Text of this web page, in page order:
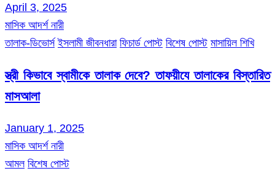
April 3, 2025
মাসিক আদর্শ নারী
তালাক-ডিভোর্স ইসলামী জীবনধারা ফিচার্ড পোস্ট বিশেষ পোস্ট মাসায়িল শিখি
স্ত্রী কিভাবে স্বামীকে তালাক দেবে? তাফয়ীযে তালাকের বিস্তারিত
মাসআলা
January 1, 2025
মাসিক আদর্শ নারী
আমল বিশেষ পোস্ট